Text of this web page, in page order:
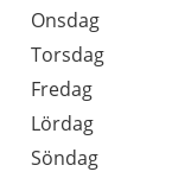
Onsdag
Torsdag
Fredag
Lördag
Söndag